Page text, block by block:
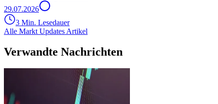
29.07.2026
3 Min. Lesedauer
Alle Markt Updates Artikel
Verwandte Nachrichten